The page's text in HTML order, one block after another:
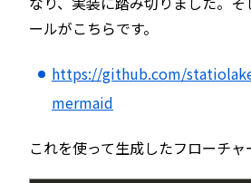
ールがこちらです。
https://github.com/
mermaid
これを使って生成したフローチャ